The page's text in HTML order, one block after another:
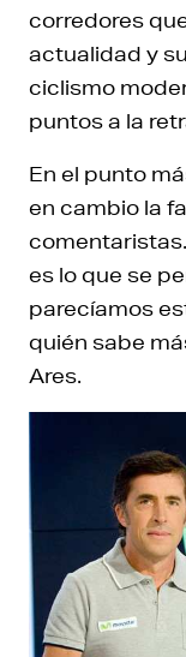
corredores
actualidad y
ciclismo
puntos a la
En el punto
en cambio la
es lo que se
parecíamos
quién sabe
Ares.